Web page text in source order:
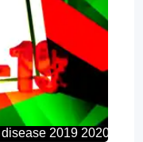
2019 2020